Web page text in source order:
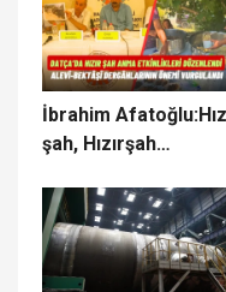
İbrahim
şah, Hızırşah
dergâhlar